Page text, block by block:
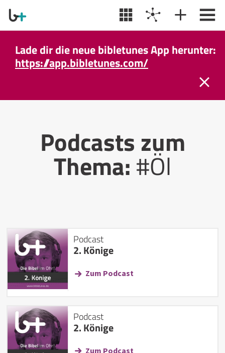
Lade dir die neue bibletunes App herunter:
https://app.bibletunes.com/
Podcasts zum
Thema:#Öl
Podcast
2. Könige
Zum Podcast
Podcast
2. Könige
Zum Podcast